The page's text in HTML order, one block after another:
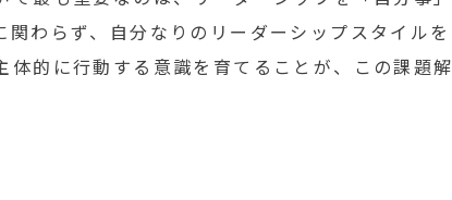
わらず、自分なりのリーダーシップスタイルを
的に行動する意識を育てることが、この課題解